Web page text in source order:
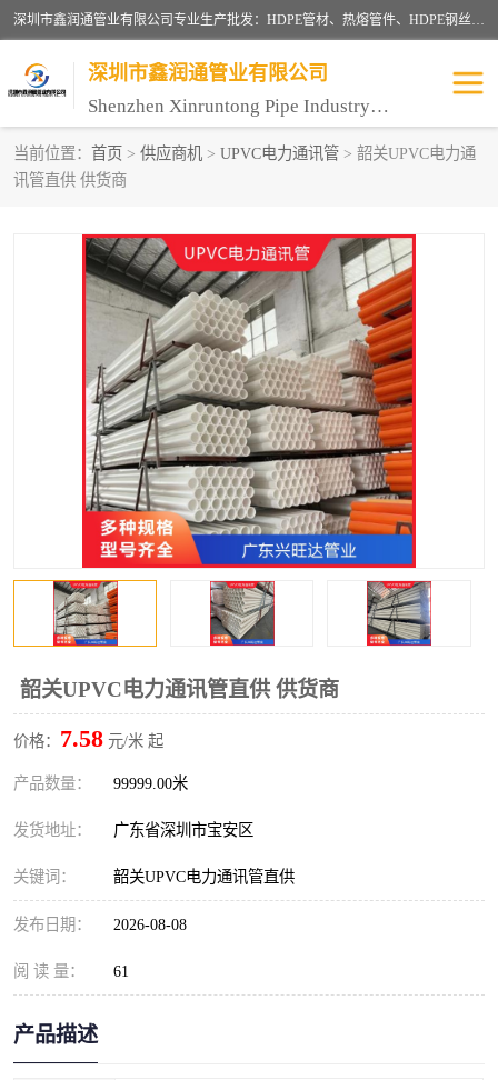
深圳市鑫润通管业有限公司专业生产批发：HDPE管材、热熔管件、HDPE钢丝骨架管、电熔管件、HDPE双壁波纹管、MPP电力管、井盖、PVC管材管件、PPR管材管件等；公司自创建以来，始终秉承“团结、务实、创新、守信”的服务宗旨，凭借专业的服务以及多年的勤奋拼搏，发展成为一家专业销售各种管材管件，绝缘电工套管及配件等系列产品的贸易公司。
深圳市鑫润通管业有限公司
Shenzhen Xinruntong Pipe Industry Co., Ltd
当前位置： 首页 > 供应商机 > UPVC电力通讯管 > 韶关UPVC电力通
讯管直供 供货商
韶关UPVC电力通讯管直供 供货商
价格： 7.58 元/米 起
产品数量： 99999.00米
发货地址： 广东省深圳市宝安区
关键词： 韶关UPVC电力通讯管直供
发布日期： 2026-08-08
阅 读 量： 61
产品描述
HDPE管材给水管
HDPE双壁波纹管 HDPE电力通讯管
UPVC电力通讯管 MPP电力通信管
联塑PVC管 联塑PPR管
联塑PE管 联塑家装红蓝线管